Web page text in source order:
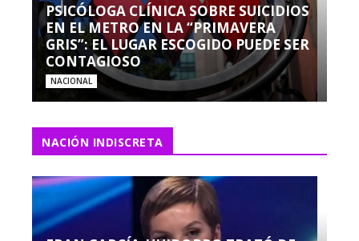
PSICÓLOGA CLÍNICA SOBRE SUICIDIOS
EN EL METRO EN LA “PRIMAVERA
GRIS”: EL LUGAR ESCOGIDO PUEDE SER
CONTAGIOSO
NACIONAL
NACIÓN INDISCRETA